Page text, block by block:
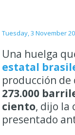
Tuesday, 3 November
Una huelga
estatal
producción de
273.000
ciento, dijo la
presentado